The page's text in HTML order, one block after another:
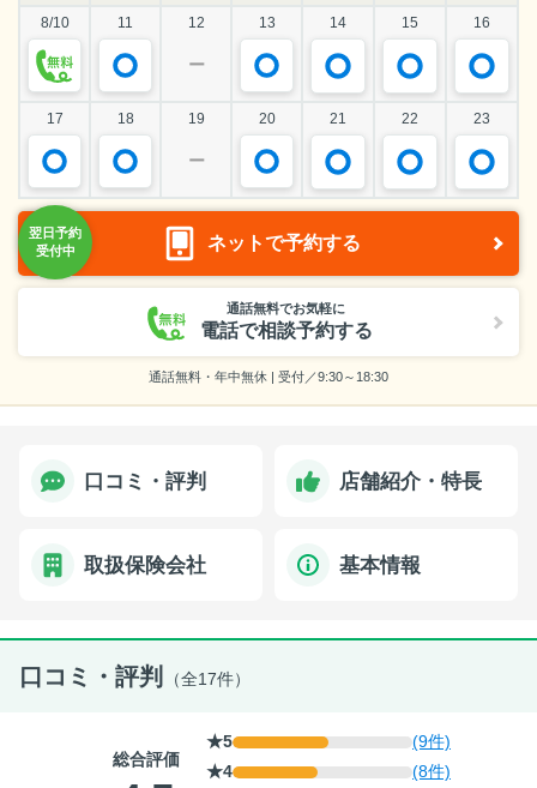
8/10
11 12 13 14 15 16
ー
17 18 19 20 21 22 23
ー
ネットで予約する
通話無料でお気軽に
電話で相談予約する
通話無料・年中無休 | 受付／9:30～18:30
口コミ・評判 店舗紹介・特長
取扱保険会社 基本情報
口コミ・評判 （全17件）
総合評価
★5
(9件)
★4
(8件)